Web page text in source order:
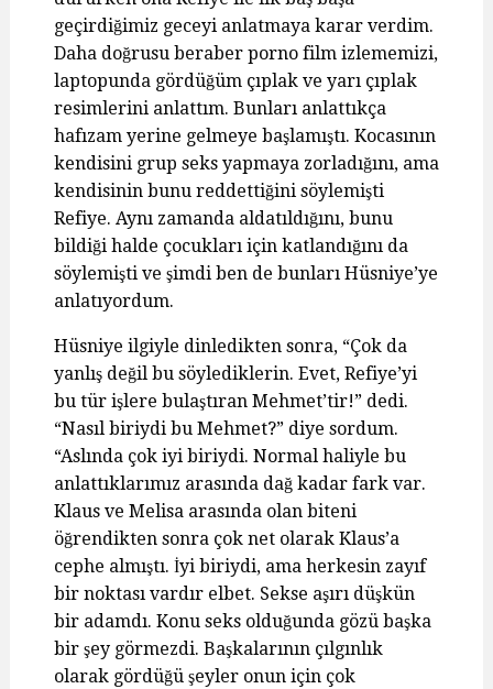
geçirdiğimiz geceyi anlatmaya karar verdim.
Daha doğrusu beraber porno film izlememizi,
laptopunda gördüğüm çıplak ve yarı çıplak
resimlerini anlattım. Bunları anlattıkça
hafızam yerine gelmeye başlamıştı. Kocasının
kendisini grup seks yapmaya zorladığını, ama
kendisinin bunu reddettiğini söylemişti
Refiye. Aynı zamanda aldatıldığını, bunu
bildiği halde çocukları için katlandığını da
söylemişti ve şimdi ben de bunları Hüsniye’ye
anlatıyordum.
Hüsniye ilgiyle dinledikten sonra, “Çok da
yanlış değil bu söylediklerin. Evet, Refiye’yi
bu tür işlere bulaştıran Mehmet’tir!” dedi.
“Nasıl biriydi bu Mehmet?” diye sordum.
“Aslında çok iyi biriydi. Normal haliyle bu
anlattıklarımız arasında dağ kadar fark var.
Klaus ve Melisa arasında olan biteni
öğrendikten sonra çok net olarak Klaus’a
cephe almıştı. İyi biriydi, ama herkesin zayıf
bir noktası vardır elbet. Sekse aşırı düşkün
bir adamdı. Konu seks olduğunda gözü başka
bir şey görmezdi. Başkalarının çılgınlık
olarak gördüğü şeyler onun için çok